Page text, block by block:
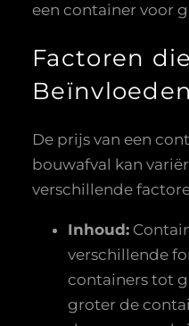
een container voor
Factoren
Beïnvloeden
De prijs van een
bouwafval kan
verschillende
Inhoud:
verschillende
containers tot
groter de